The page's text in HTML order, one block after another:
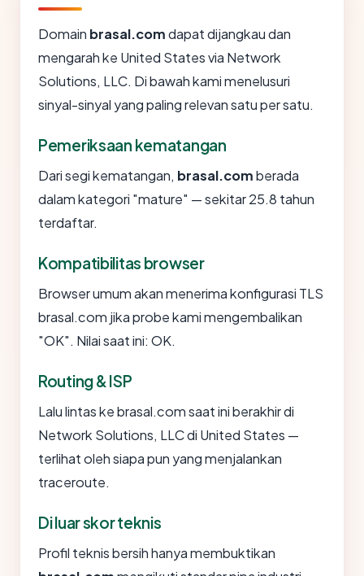
Domain brasal.comdapat dijangkau dan
mengarah ke United States via Network
Solutions, LLC. Di bawah kami menelusuri
sinyal-sinyal yang paling relevan satu per satu.
Pemeriksaan kematangan
Dari segi kematangan, brasal.comberada
dalam kategori "mature" — sekitar 25.8 tahun
terdaftar.
Kompatibilitas browser
Browser umum akan menerima konfigurasi TLS
brasal.com jika probe kami mengembalikan
"OK". Nilai saat ini: OK.
Routing & ISP
Lalu lintas ke brasal.com saat ini berakhir di
Network Solutions, LLC di United States —
terlihat oleh siapa pun yang menjalankan
traceroute.
Di luar skor teknis
Profil teknis bersih hanya membuktikan